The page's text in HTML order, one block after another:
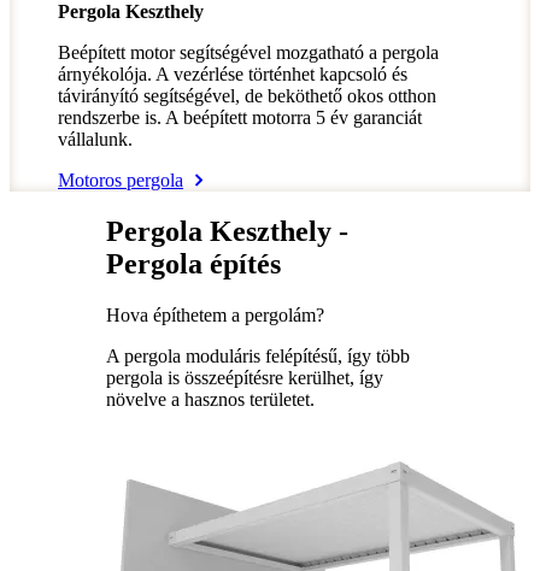
Pergola Keszthely
Beépített motor segítségével mozgatható a pergola
árnyékolója. A vezérlése történhet kapcsoló és
távirányító segítségével, de beköthető okos otthon
rendszerbe is. A beépített motorra 5 év garanciát
vállalunk.
Motoros pergola
Pergola Keszthely -
Pergola építés
Hova építhetem a pergolám?
A pergola moduláris felépítésű, így több
pergola is összeépítésre kerülhet, így
növelve a hasznos területet.